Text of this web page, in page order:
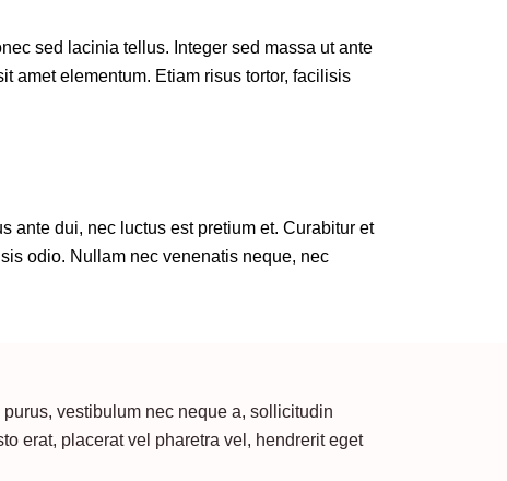
sed lacinia tellus. Integer sed massa ut ante
amet elementum. Etiam risus tortor, facilisis
ante dui, nec luctus est pretium et. Curabitur et
odio. Nullam nec venenatis neque, nec
vestibulum nec neque a, sollicitudin
erat, placerat vel pharetra vel, hendrerit eget